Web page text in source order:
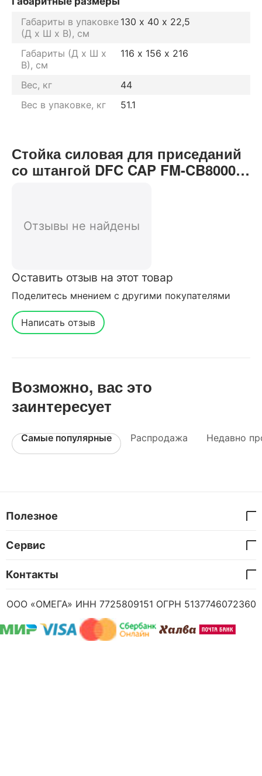
Габариты в упаковке
(Д х Ш х В), см
130 х 40 х 22,5
Габариты (Д х Ш х
В), см
116 х 156 х 216
Вес, кг
44
Вес в упаковке, кг
51.1
Стойка силовая для приседаний
со штангой DFC CAP FM-CB8000F,
магазина
Отзывы не найдены
Оставить отзыв на этот товар
Поделитесь мнением с другими покупателями
Написать отзыв
Возможно, вас это
заинтересует
Самые популярные Распродажа Недавно
Полезное
Сервис
Контакты
ООО «ОМЕГА» ИНН 7725809151 ОГРН 5137746072360